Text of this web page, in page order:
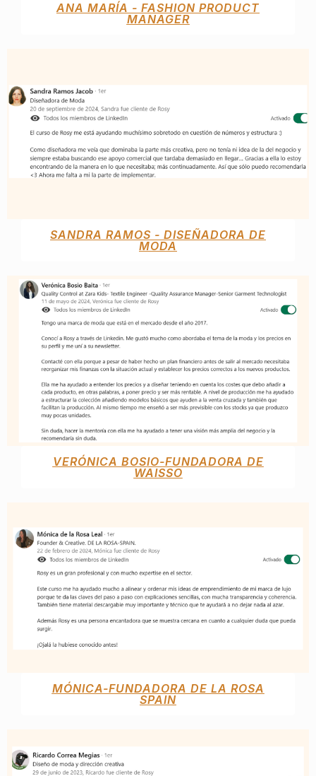
ANA MARÍA - FASHION PRODUCT
MANAGER
SANDRA RAMOS - DISEÑADORA DE
MODA
VERÓNICA BOSIO-FUNDADORA DE
WAISSO
MÓNICA-FUNDADORA DE LA ROSA
SPAIN